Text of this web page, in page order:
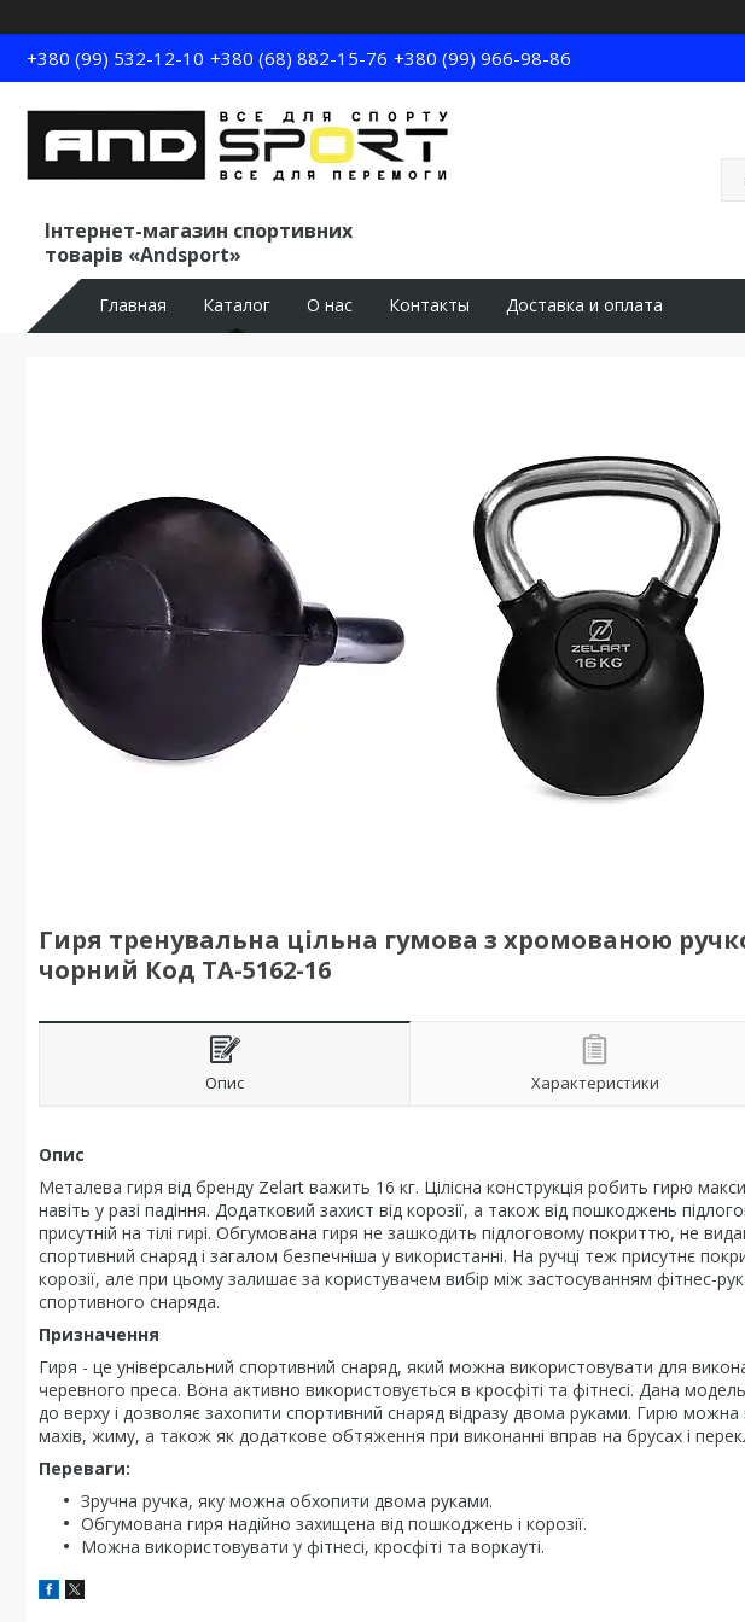
+380 (99) 532-12-10 +380 (68) 882-15-76 +380 (99) 966-98-86
Інтернет-магазин спортивних
товарів «Andsport»
Главная Каталог О нас Контакты Доставка и оплата
Гиря тренувальна цільна гумова з хромованою
чорний Код TA-5162-16
Опис Характеристики
Опис
Металева гиря від бренду Zelart важить 16 кг. Цілісна конструкція робить гирю
навіть у разі падіння. Додатковий захист від корозії, а також від пошкоджень
присутній на тілі гирі. Обгумована гиря не зашкодить підлоговому покриттю, не
спортивний снаряд і загалом безпечніша у використанні. На ручці теж присутнє
корозії, але при цьому залишає за користувачем вибір між застосуванням фітнес-
спортивного снаряда.
Призначення
Гиря - це універсальний спортивний снаряд, який можна використовувати для
черевного преса. Вона активно використовується в кросфіті та фітнесі. Дана
до верху і дозволяє захопити спортивний снаряд відразу двома руками. Гирю можна
махів, жиму, а також як додаткове обтяження при виконанні вправ на брусах і
Переваги:
Зручна ручка, яку можна обхопити двома руками.
Обгумована гиря надійно захищена від пошкоджень і корозії.
Можна використовувати у фітнесі, кросфіті та воркауті.